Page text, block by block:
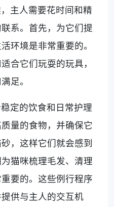
主人需要花时间和精
系。首先，为它们提
环境是非常重要的。
合它们玩耍的玩具，
足。
定的饮食和日常护理
量的食物，并确保它
，这样它们就会感到
猫咪梳理毛发、清理
要的。这些例行程序
供与主人的交互机